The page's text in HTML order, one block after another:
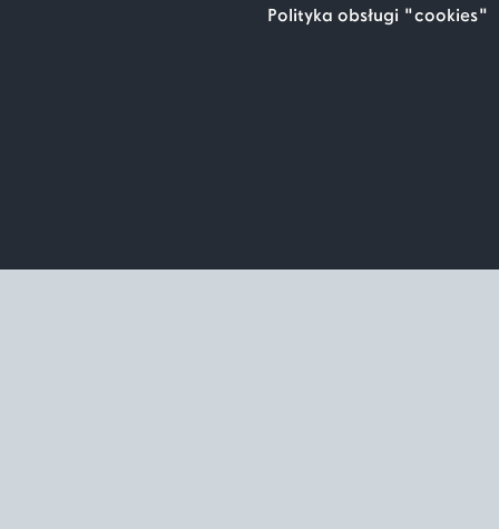
Polityka obsługi "cookies"